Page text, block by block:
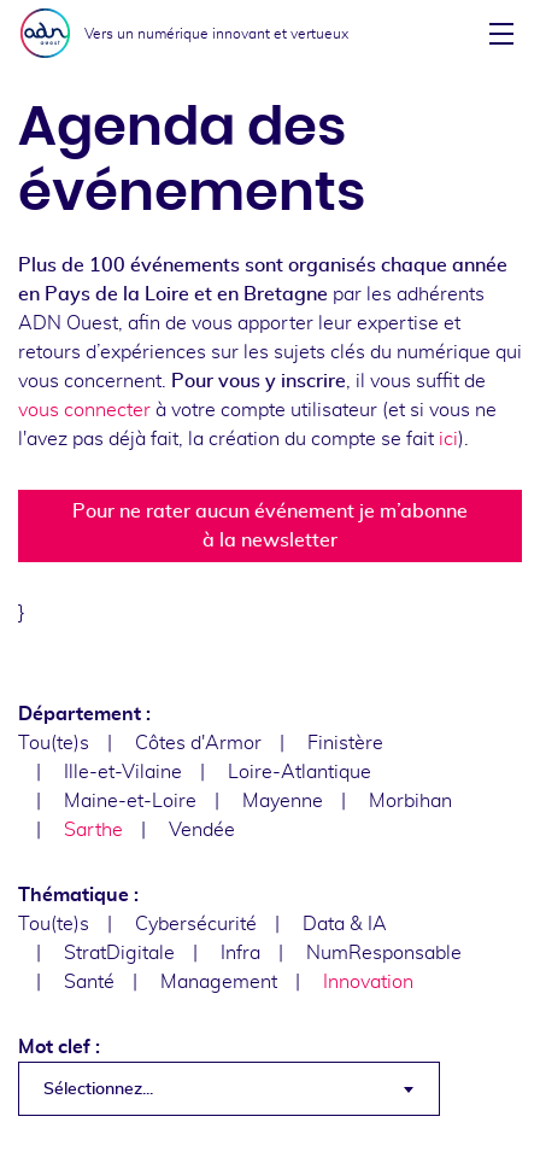
Aller au menu
Aller au contenu
Vers un numérique innovant et vertueux
Agenda des
événements
Plus de 100 événements sont organisés chaque année
en Pays de la Loire et en Bretagne par les adhérents
ADN Ouest, afin de vous apporter leur expertise et
retours d’expériences sur les sujets clés du numérique qui
vous concernent.
Pour vous y inscrire , il vous suffit de
vous connecter à votre compte utilisateur (et si vous ne
l'avez pas déjà fait, la création du compte se fait ici).
Pour ne rater aucun événement je m’abonne
à la newsletter
}
Département :
Tou(te)s
Côtes d'Armor
Finistère
Ille-et-Vilaine
Loire-Atlantique
Maine-et-Loire
Mayenne
Morbihan
Sarthe
Vendée
Thématique :
Tou(te)s
Cybersécurité
Data & IA
StratDigitale
Infra
NumResponsable
Santé
Management Innovation
Mot clef :
Sélectionnez...